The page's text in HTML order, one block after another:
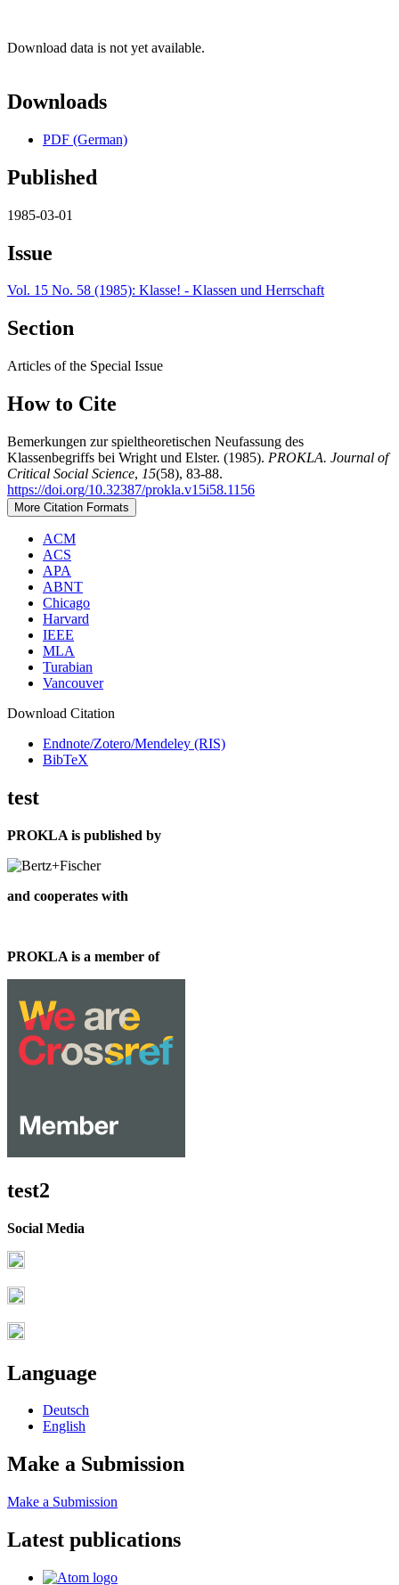
Download data is not yet available.
Downloads
PDF (German)
Published
1985-03-01
Issue
Vol. 15 No. 58 (1985): Klasse! - Klassen und Herrschaft
Section
Articles of the Special Issue
How to Cite
Bemerkungen zur spieltheoretischen Neufassung des
Klassenbegriffs bei Wright und Elster. (1985). PROKLA. Journal of
Critical Social Science, 15(58), 83-88.
https://doi.org/10.32387/prokla.v15i58.1156
More Citation Formats
ACM
ACS
APA
ABNT
Chicago
Harvard
IEEE
MLA
Turabian
Vancouver
Download Citation
Endnote/Zotero/Mendeley (RIS)
BibTeX
test
PROKLA is published by
and cooperates with
PROKLA is a member of
test2
Social Media
Language
Deutsch
English
Make a Submission
Make a Submission
Latest publications